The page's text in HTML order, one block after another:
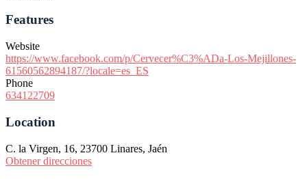
Features
Website
https://www.facebook.com/p/Cervecer%C3%ADa-Los-Mejillones-
61560562894187/?locale=es_ES
Phone
634122709
Location
C. la Virgen, 16, 23700 Linares, Jaén
Obtener direcciones